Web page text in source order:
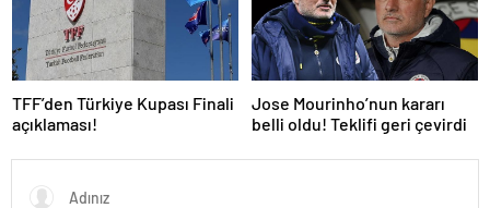
TFF’den Türkiye Kupası Finali
açıklaması!
Jose Mourinho’nun kararı
belli oldu! Teklifi geri çevirdi